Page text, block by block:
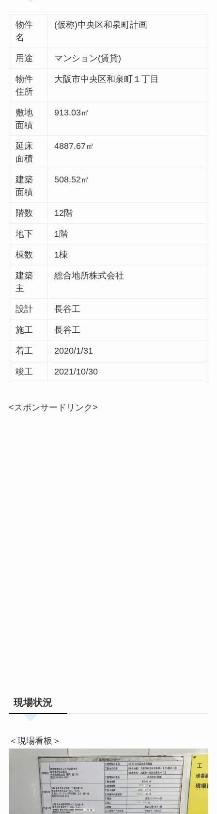
物件
名
(仮称)中央区和泉町計画
用途 マンション(賃貸)
物件
住所
大阪市中央区和泉町１丁目
敷地
面積
913.03㎡
延床
面積
4887.67㎡
建築
面積
508.52㎡
階数 12階
地下 1階
棟数 1棟
建築
主
総合地所株式会社
設計 長谷工
施工 長谷工
着工 2020/1/31
竣工 2021/10/30
<スポンサードリンク>
現場状況
＜現場看板＞